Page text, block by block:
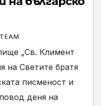
„Св. Климент
на Светите братя
писменост и
деня на